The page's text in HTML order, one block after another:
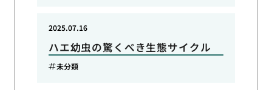
ハエ幼虫の驚くべき生態サイクル
2025.07.16
未分類